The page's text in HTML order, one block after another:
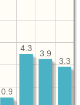
3.3
3.9
4.3
0.9